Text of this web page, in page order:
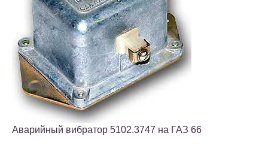
Аварийный вибратор 5102.3747 на ГАЗ 66